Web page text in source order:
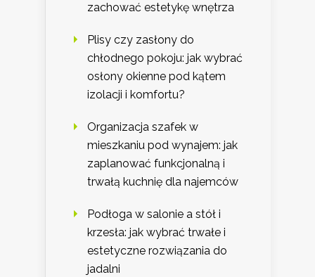
zachować estetykę wnętrza
Plisy czy zasłony do
chłodnego pokoju: jak wybrać
osłony okienne pod kątem
izolacji i komfortu?
Organizacja szafek w
mieszkaniu pod wynajem: jak
zaplanować funkcjonalną i
trwałą kuchnię dla najemców
Podłoga w salonie a stół i
krzesła: jak wybrać trwałe i
estetyczne rozwiązania do
jadalni